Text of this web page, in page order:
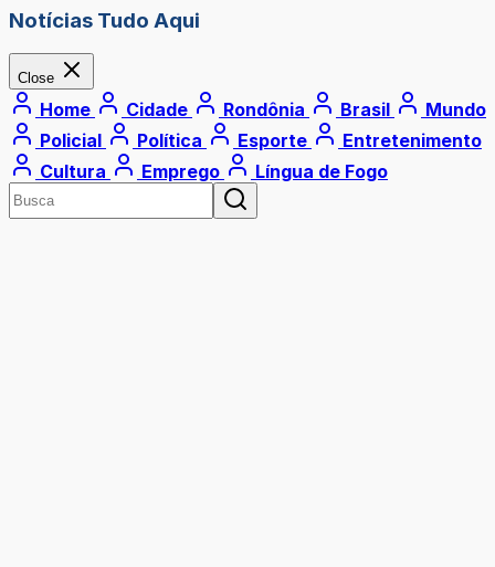
Notícias Tudo Aqui
Close
Home Cidade Rondônia Brasil
Mundo
Policial
Política Esporte
Entretenimento
Cultura
Emprego Língua de Fogo